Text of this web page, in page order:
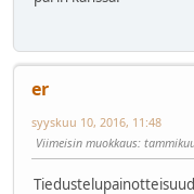
er
syyskuu 10, 2016, 11:48
Viimeisin muokkaus: